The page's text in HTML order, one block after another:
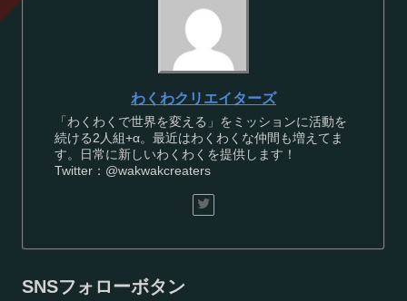
わくわクリエイターズ
「わくわくで世界を変える」をミッションに活動を
続ける2人組+α。最近はわくわくな仲間も増えてま
す。日常に新しいわくわくを提供します！
Twitter：@wakwakcreaters
SNSフォローボタン